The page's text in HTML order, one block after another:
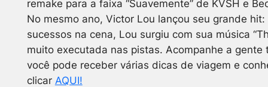
remake para a faixa “Suavemente” de KVSH e
No mesmo ano, Victor Lou lançou seu grande hit:
sucessos na cena, Lou surgiu com sua música
muito executada nas pistas. Acompanhe a gente
você pode receber várias dicas de viagem e
clicar AQUI!